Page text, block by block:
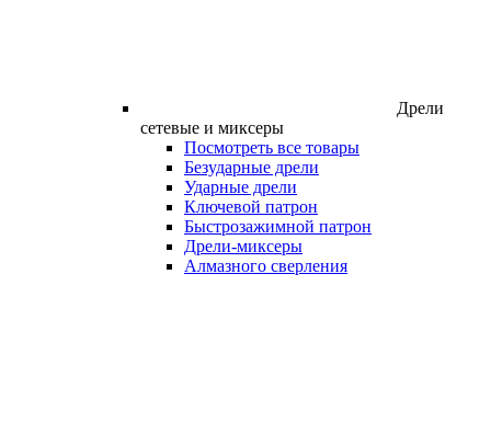
Дрели
сетевые и миксеры
Посмотреть все товары
Безударные дрели
Ударные дрели
Ключевой патрон
Быстрозажимной патрон
Дрели-миксеры
Алмазного сверления